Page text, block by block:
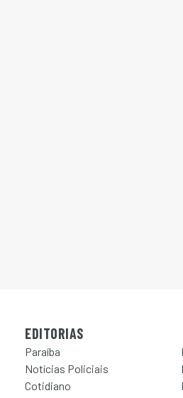
EDITORIAS
Paraíba
Notícias Policiais
Cotidiano